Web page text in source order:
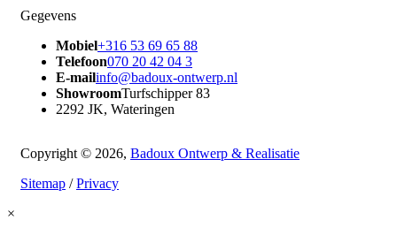
Gegevens
Mobiel+316 53 69 65 88
Telefoon070 20 42 04 3
E-mailinfo@badoux-ontwerp.nl
ShowroomTurfschipper 83
2292 JK, Wateringen
Copyright © 2026, Badoux Ontwerp & Realisatie
Sitemap /Privacy
×